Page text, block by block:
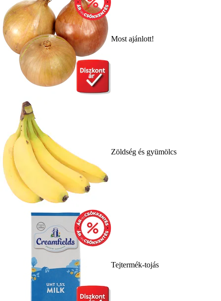
Most ajánlott!
Zöldség és gyümölcs
Tejtermék-tojás